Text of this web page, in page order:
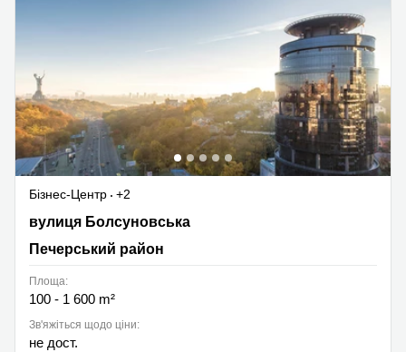
Бізнес-Центр
+2
вулиця Болсуновська 13, Печерський район
вулиця Болсуновська
Печерський район
Площа:
100 - 1 600 m²
Зв'яжіться щодо ціни:
не дост.